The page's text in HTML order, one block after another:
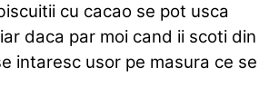
cu cacao se pot usca
daca par moi cand ii scoti din
intaresc usor pe masura ce se